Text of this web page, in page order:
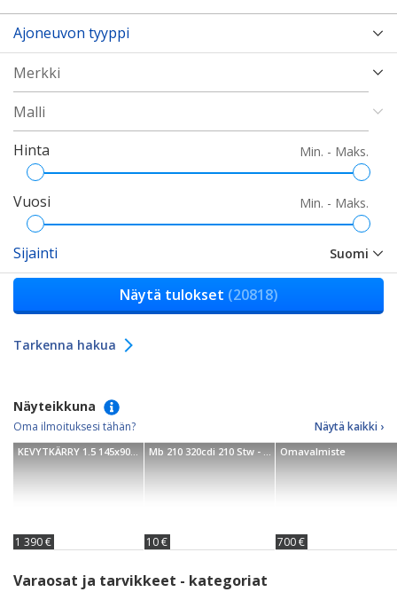
Ajoneuvon tyyppi
Min. - Maks.
Hinta
Min. - Maks.
Vuosi
Suomi
Sijainti
Näytä tulokset (20818)
Tarkenna hakua
Näyteikkuna
Oma ilmoituksesi tähän? Näytä kaikki ›
1 390 € 10 €
Omavalmiste
700 €
Varaosat ja tarvikkeet - kategoriat